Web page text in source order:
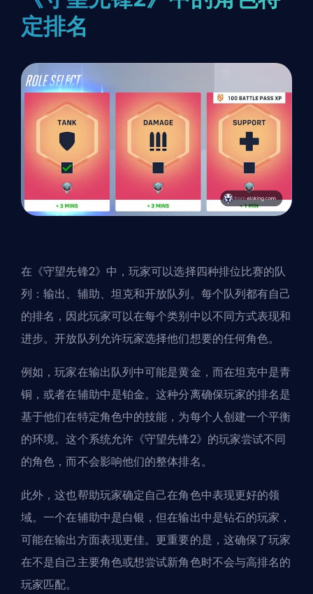
定排名
在《守望先锋2》中，玩家可以选择四种排位比赛的队
列：输出、 辅助、 坦克和开放队列。每个队列都有自己
的排名 ，因此玩家可以在每个类别中以不同方式表现和
进步。开放队列允许玩家选择他们想要的任何角色。
例如，玩家在输出队列中可能是黄金，而在坦克中是青
铜，或者在辅助中是铂金。这种分离确保玩家的排名是
基于他们在特定角色中的技能，为每个人创建一个平衡
的环境。这个系统允许《守望先锋2》的玩家尝试不同
的角色，而不会影响他们的整体排名。
此外，这也帮助玩家确定自己在角色中表现更好的领
域。一个在辅助中是白银，但在输出中是钻石的玩家，
可能在输出方面表现更佳。更重要的是，这确保了玩家
在不是自己主要角色或想尝试新角色时不会与高排名的
玩家匹配。